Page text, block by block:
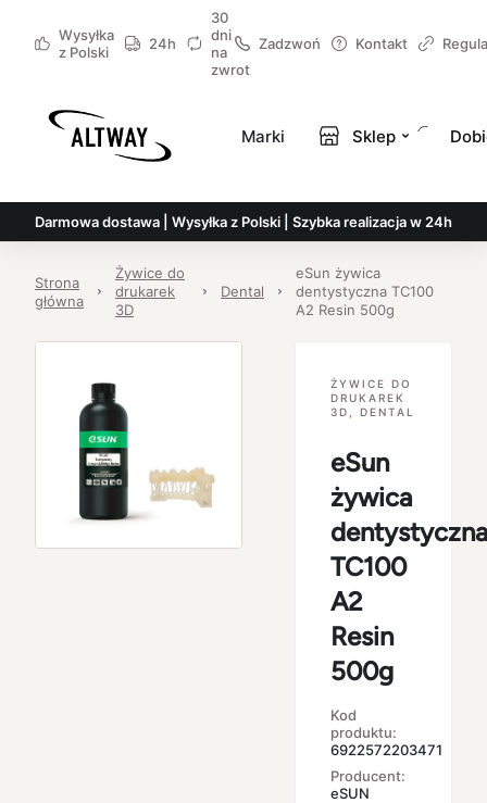
Wysyłka
z Polski
24h
30
dni
na
zwrot
Zadzwoń Kontakt
Marki Sklep
Darmowa dostawa | Wysyłka z Polski | Szybka realizacja w 24h
Strona
główna
Żywice do
drukarek
3D
Dental
eSun żywica
dentystyczna TC100
A2 Resin 500g
ŻYWICE DO
DRUKAREK
3D
,DENTAL
eSun
żywica
TC100
A2
Resin
500g
Kod
produktu:
6922572203471
Producent:
eSUN